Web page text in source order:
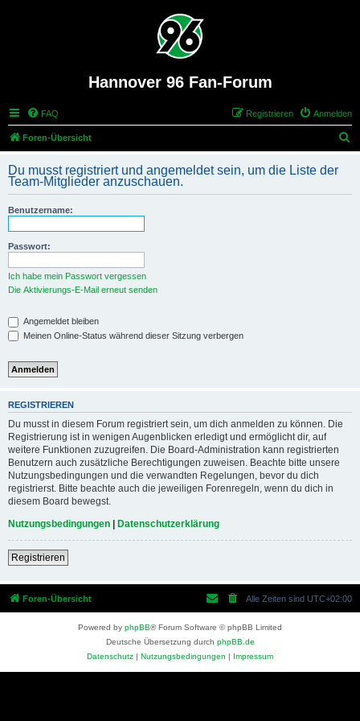
Hannover 96 Fan-Forum
FAQ Anmelden
Registrieren
Foren-Übersicht
h
Du musst registriert und angemeldet sein, um die Liste der
Team-Mitglieder anzuschauen.
Benutzername:
Passwort:
Ich habe mein Passwort vergessen
Die Aktivierungs-E-Mail erneut senden
Angemeldet bleiben
Meinen Online-Status während dieser Sitzung verbergen
REGISTRIEREN
Du musst in diesem Forum registriert sein, um dich anmelden zu können. Die
Registrierung ist in wenigen Augenblicken erledigt und ermöglicht dir, auf
weitere Funktionen zuzugreifen. Die Board-Administration kann registrierten
Benutzern auch zusätzliche Berechtigungen zuweisen. Beachte bitte unsere
Nutzungsbedingungen und die verwandten Regelungen, bevor du dich
registrierst. Bitte beachte auch die jeweiligen Forenregeln, wenn du dich in
diesem Board bewegst.
Nutzungsbedingungen | Datenschutzerklärung
Registrieren
Foren-Übersicht Alle Zeiten sind UTC+02:00
Powered by phpBB® Forum Software © phpBB Limited
Deutsche Übersetzung durch phpBB.de
Datenschutz | Nutzungsbedingungen | Impressum